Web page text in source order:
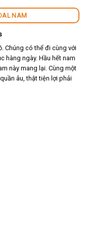
NAM
Chúng có thể đi cùng với
hàng ngày. Hầu hết nam
này mang lại. Cùng một
âu, thật tiện lợi phải